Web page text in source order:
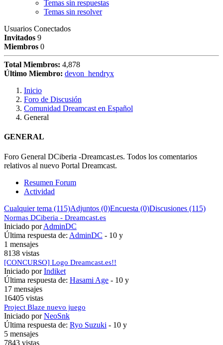
Temas sin respuestas
Temas sin resolver
Usuarios Conectados
Invitados 9
Miembros 0
Total Miembros: 4,878
Último Miembro: devon_hendryx
Inicio
Foro de Discusión
Comunidad Dreamcast en Español
General
GENERAL
Foro General DCiberia -Dreamcast.es. Todos los comentarios
relativos al nuevo Portal Dreamcast.
Resumen Forum
Actividad
Cualquier tema (115)Adjuntos (0)Encuesta (0)Discusiones (115)
Normas DCiberia - Dreamcast.es
Iniciado porAdminDC
Última respuesta de: AdminDC - 10 y
1 mensajes
8138 vistas
[CONCURSO] Logo Dreamcast.es!!
Iniciado porIndiket
Última respuesta de: Hasami Age - 10 y
17 mensajes
16405 vistas
Project Blaze nuevo juego
Iniciado porNeoSnk
Última respuesta de: Ryo Suzuki - 10 y
5 mensajes
7843 vistas